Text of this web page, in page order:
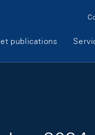
publications